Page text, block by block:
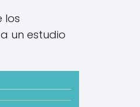
los
un estudio